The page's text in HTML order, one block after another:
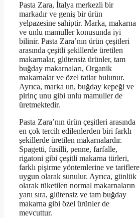
Pasta Zara, İtalya merkezli bir
markadır ve geniş bir ürün
yelpazesine sahiptir. Marka, makarna
ve unlu mamuller konusunda iyi
bilinir. Pasta Zara’nın ürün çeşitleri
arasında çeşitli şekillerde üretilen
makarnalar, glütensiz ürünler, tam
buğday makarnaları, Organik
makarnalar ve özel tatlar bulunur.
Ayrıca, marka un, buğday kepeği ve
pirinç unu gibi unlu mamuller de
üretmektedir.
Pasta Zara’nın ürün çeşitleri arasında
en çok tercih edilenlerden biri farklı
şekillerde üretilen makarnalardır.
Spagetti, fusilli, penne, farfalle,
rigatoni gibi çeşitli makarna türleri,
farklı pişirme yöntemlerine ve tariflere
uygun olarak sunulur. Ayrıca, günlük
olarak tüketilen normal makarnaların
yanı sıra, glütensiz ve tam buğday
makarna gibi özel ürünler de
mevcuttur.